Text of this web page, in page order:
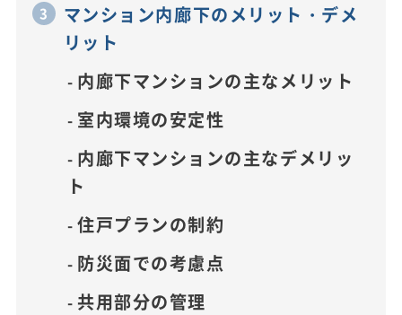
マンション内廊下のメリット・デメ
リット
内廊下マンションの主なメリット
室内環境の安定性
内廊下マンションの主なデメリッ
ト
住戸プランの制約
防災面での考慮点
共用部分の管理